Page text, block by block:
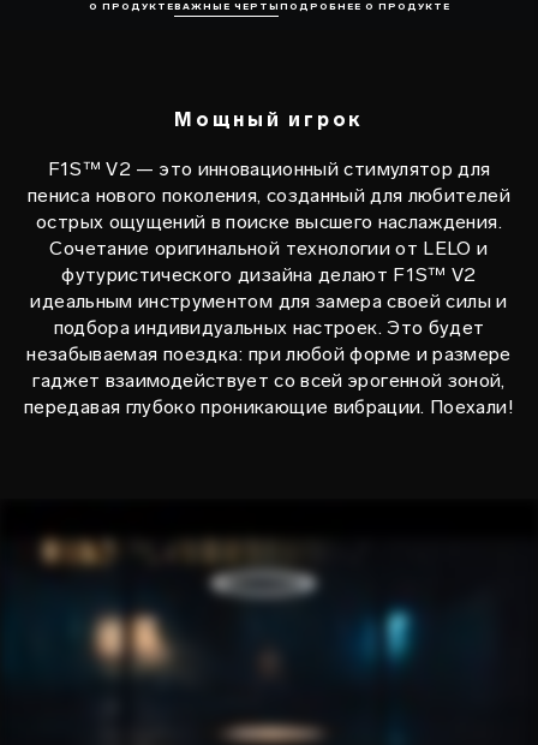
О ПРОДУКТЕВАЖНЫЕ ЧЕРТЫ ПОДРОБНЕЕ О ПРОДУКТЕ
Мощный игрок
F1S™ V2 — это инновационный стимулятор для
пениса нового поколения, созданный для любителей
острых ощущений в поиске высшего наслаждения.
Сочетание оригинальной технологии от LELO и
футуристического дизайна делают F1S™ V2
идеальным инструментом для замера своей силы и
подбора индивидуальных настроек. Это будет
незабываемая поездка: при любой форме и размере
гаджет взаимодействует со всей эрогенной зоной,
передавая глубоко проникающие вибрации. Поехали!